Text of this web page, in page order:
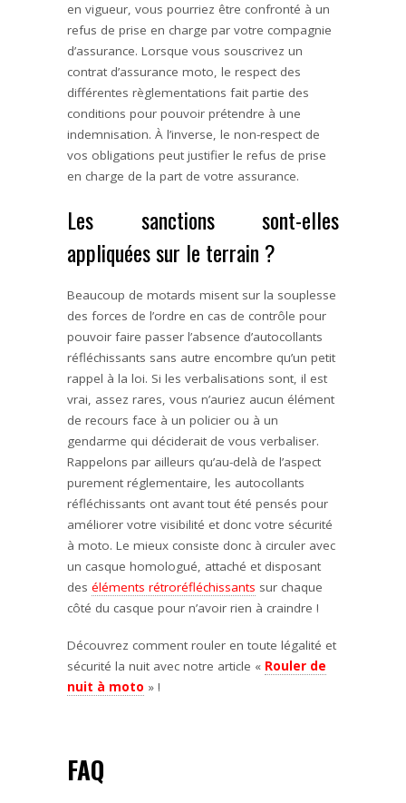
en vigueur, vous pourriez être confronté à un
refus de prise en charge par votre compagnie
d’assurance. Lorsque vous souscrivez un
contrat d’assurance moto, le respect des
différentes règlementations fait partie des
conditions pour pouvoir prétendre à une
indemnisation. À l’inverse, le non-respect de
vos obligations peut justifier le refus de prise
en charge de la part de votre assurance.
Les sanctions sont-elles
appliquées sur le terrain ?
Beaucoup de motards misent sur la souplesse
des forces de l’ordre en cas de contrôle pour
pouvoir faire passer l’absence d’autocollants
réfléchissants sans autre encombre qu’un petit
rappel à la loi. Si les verbalisations sont, il est
vrai, assez rares, vous n’auriez aucun élément
de recours face à un policier ou à un
gendarme qui déciderait de vous verbaliser.
Rappelons par ailleurs qu’au-delà de l’aspect
purement réglementaire, les autocollants
réfléchissants ont avant tout été pensés pour
améliorer votre visibilité et donc votre sécurité
à moto. Le mieux consiste donc à circuler avec
un casque homologué, attaché et disposant
des éléments rétroréfléchissants sur chaque
côté du casque pour n’avoir rien à craindre !
Découvrez comment rouler en toute légalité et
sécurité la nuit avec notre article « Rouler de
nuit à moto » !
FAQ